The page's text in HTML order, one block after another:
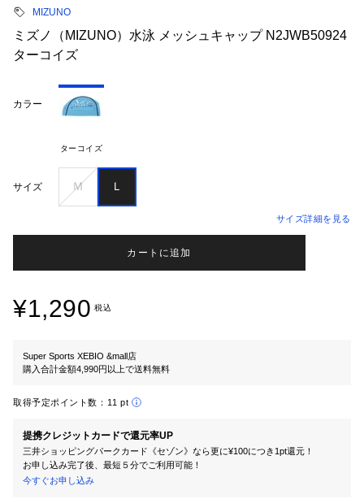
MIZUNO
ミズノ（MIZUNO）水泳 メッシュキャップ N2JWB50924
ターコイズ
カラー
ターコイズ
サイズ Ｍ Ｌ
サイズ詳細を見る
カートに追加
¥1,290 税込
Super Sports XEBIO &mall店
購入合計金額4,990円以上で送料無料
取得予定ポイント数： 11 pt
提携クレジットカードで還元率UP
三井ショッピングパークカード《セゾン》なら更に¥100につき1pt還元！
お申し込み完了後、最短５分でご利用可能！
今すぐお申し込み